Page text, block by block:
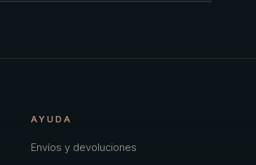
AYUDA
Envíos y devoluciones